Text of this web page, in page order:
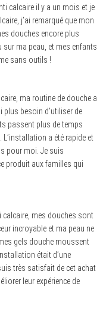
calcaire il y a un mois et je
j’ai remarqué que mon
douches encore plus
sur ma peau, et mes enfants
sans outils !
ma routine de douche a
plus besoin d’utiliser de
passent plus de temps
a été rapide et
pour moi. Je suis
produit aux familles qui
calcaire, mes douches sont
incroyable et ma peau ne
gels douche moussent
était d’une
très satisfait de cet achat
leur expérience de